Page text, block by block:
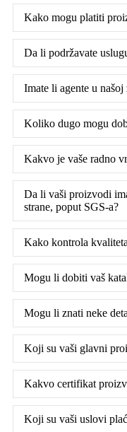
Kako mogu platiti
Da li podržavate
Imate li agente u našoj
Koliko dugo mogu
Kakvo je vaše radno
Da li vaši proizvodi
strane, poput SGS-a?
Kako kontrola
Mogu li dobiti vaš
Mogu li znati neke
Koji su vaši glavni
Kakvo certifikat
Koji su vaši uslovi